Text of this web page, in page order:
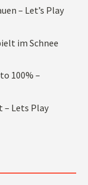
– Let’s Play
im Schnee
100% –
– Lets Play